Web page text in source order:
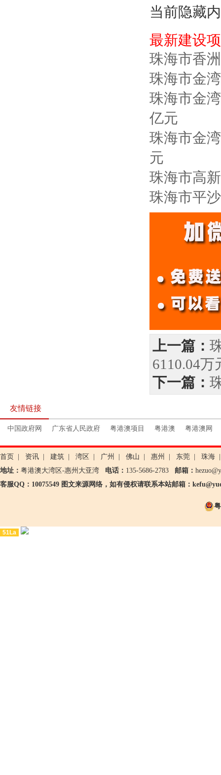
当前隐藏
最新建设
珠海市香
珠海市金
珠海市金
亿元
珠海市金
元
珠海市高
珠海市平
上一篇：
6110.04万
下一篇：
友情链接
中国政府网 广东省人民政府 粤港澳项目 粤港澳 粤港澳网
首页 资讯 建筑 湾区 广州 佛山 惠州 东莞 珠海
地址： 粤港澳大湾区-惠州大亚湾 电话： 135-5686-2783 邮箱：
客服QQ：10075549 图文来源网络，如有侵权请联系本站邮箱：
51La